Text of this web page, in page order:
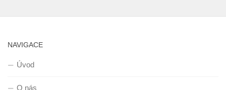
NAVIGACE
Úvod
O nás